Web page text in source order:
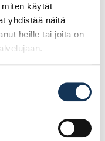
käytät
yhdistää näitä
heille tai joita on